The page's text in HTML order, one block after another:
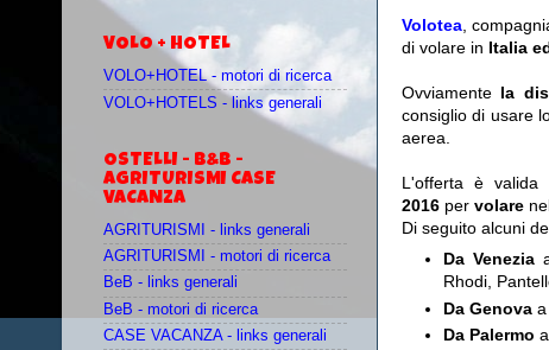
Volotea ,
di volare in Italia
Ovviamente la
consiglio di usare
aerea.
L'offerta è
2016 per volare
Di seguito alcuni
Da Venezia
Rhodi,
Da Genovaa
Da Palermo
VOLO + HOTEL
VOLO+HOTEL - motori di ricerca
VOLO+HOTELS - links generali
OSTELLI - B&B -
AGRITURISMI CASE
VACANZA
AGRITURISMI - links generali
AGRITURISMI - motori di ricerca
BeB - links generali
BeB - motori di ricerca
CASE VACANZA - links generali